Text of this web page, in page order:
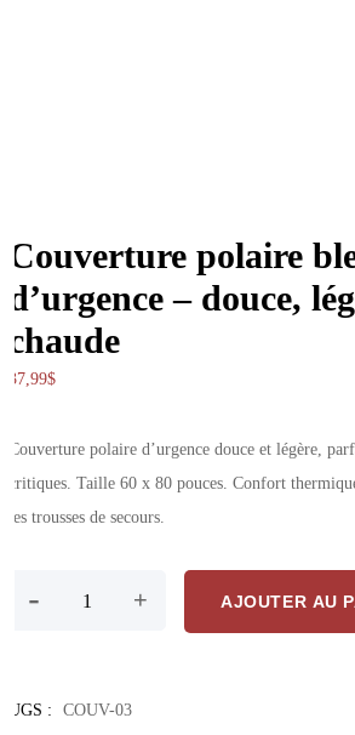
Couverture polaire
d’urgence – douce,
chaude
37,99$
Couverture polaire d’urgence douce et légère,
critiques. Taille 60 x 80 pouces. Confort
les trousses de secours.
- + AJOUTER AU
UGS : COUV-03